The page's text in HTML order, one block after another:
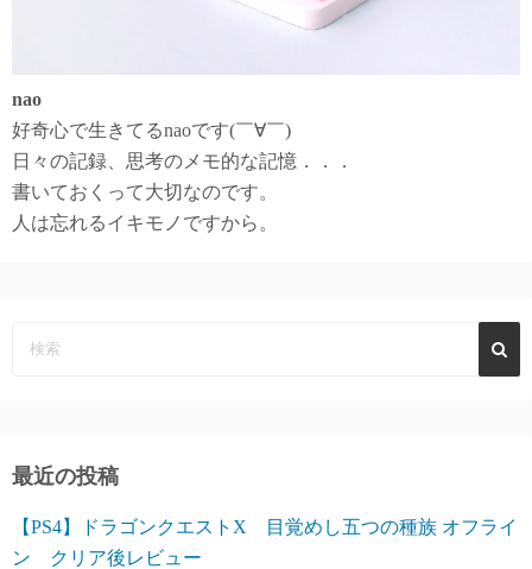
nao
好奇心で生きてるnaoです(￣∀￣)
日々の記録、思考のメモ的な記憶．．．
書いておくって大切なのです。
人は忘れるイキモノですから。
最近の投稿
【PS4】ドラゴンクエストX 目覚めし五つの種族 オフライ
ン クリア後レビュー